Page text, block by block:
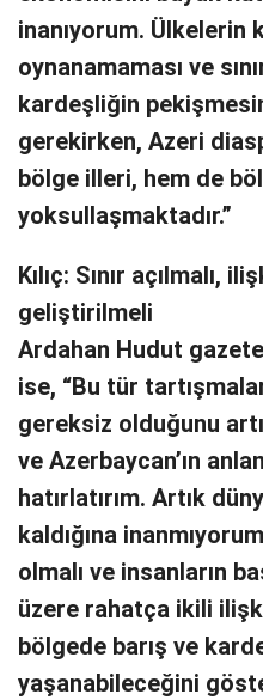
inanıyorum. Ülkelerin
oynanamaması ve
kardeşliğin
gerekirken, Azeri
bölge illeri, hem de
yoksullaşmaktadır.”
Kılıç: Sınır açılmalı,
geliştirilmeli
Ardahan Hudut
ise, “Bu tür
gereksiz olduğunu
ve Azerbaycan’ın
hatırlatırım. Artık
kaldığına
olmalı ve insanların
üzere rahatça ikili
bölgede barış ve
yaşanabileceğini